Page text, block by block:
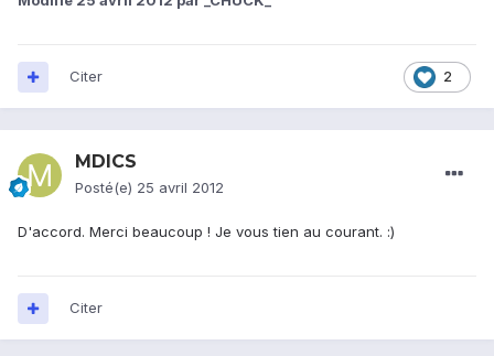
2
Citer
MDICS
Posté(e) 25 avril 2012
D'accord. Merci beaucoup ! Je vous tien au courant. :)
Citer